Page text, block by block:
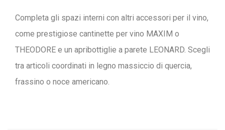
Completa gli spazi interni con altri accessori per il vino,
come prestigiose cantinette per vino MAXIM o
THEODORE e un apribottiglie a parete LEONARD. Scegli
tra articoli coordinati in legno massiccio di quercia,
frassino o noce americano.